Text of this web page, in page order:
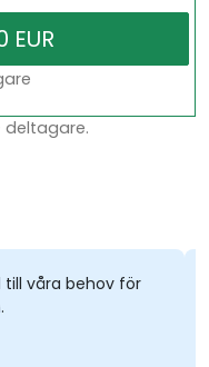
deltagare.
till våra behov för